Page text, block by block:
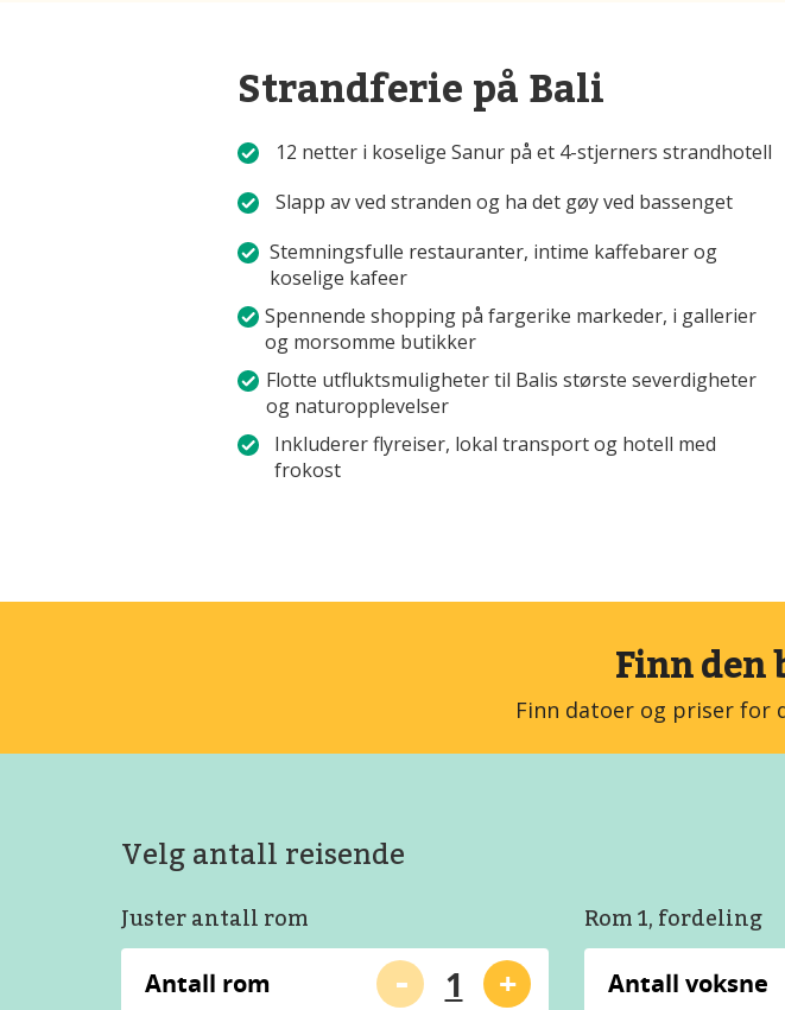
Strandferie på Bali
12 netter i koselige Sanur på et 4-stjerners strandhotell
Slapp av ved stranden og ha det gøy ved bassenget
Stemningsfulle restauranter, intime kaffebarer og
koselige kafeer
Spennende shopping på fargerike markeder, i gallerier
og morsomme butikker
Flotte utfluktsmuligheter til Balis største severdigheter
og naturopplevelser
Inkluderer flyreiser, lokal transport og hotell med
frokost
Finn den
Finn datoer og priser for
Velg antall reisende
Juster antall rom
Antall rom - +
Rom 1, fordeling
Antall voksne